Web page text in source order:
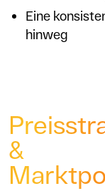
Eine
hinweg
&